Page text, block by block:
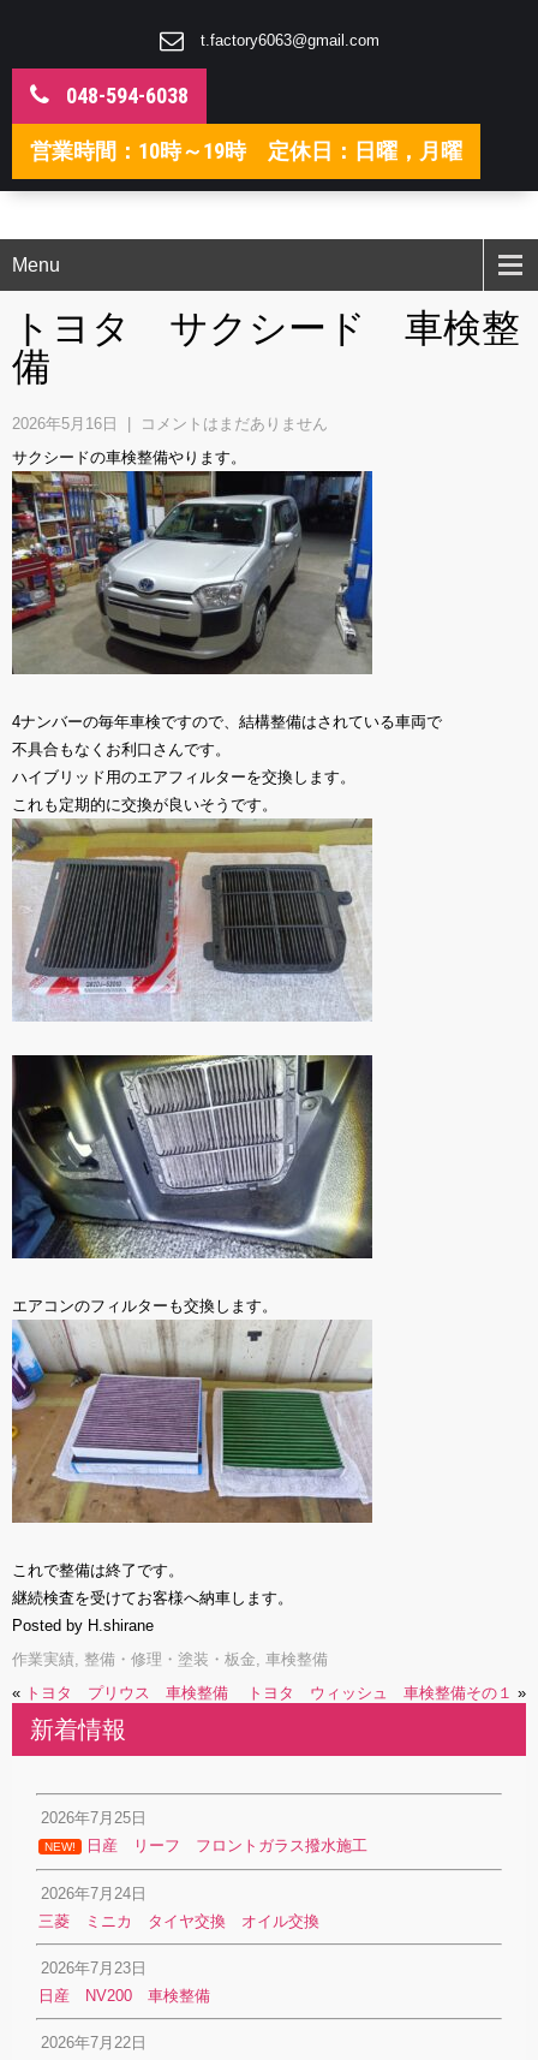
t.factory6063@gmail.com
048-594-6038
営業時間：10時～19時 定休日：日曜，月曜
Menu
トヨタ サクシード 車検整
備
2026年5月16日
コメントはまだありません
サクシードの車検整備やります。
4ナンバーの毎年車検ですので、結構整備はされている車両で
不具合もなくお利口さんです。
ハイブリッド用のエアフィルターを交換します。
これも定期的に交換が良いそうです。
エアコンのフィルターも交換します。
これで整備は終了です。
継続検査を受けてお客様へ納車します。
Posted by H.shirane
作業実績, 整備・修理・塗装・板金, 車検整備
« トヨタ プリウス 車検整備 トヨタ ウィッシュ 車検整備その１ »
新着情報
2026年7月25日
NEW! 日産 リーフ フロントガラス撥水施工
2026年7月24日
三菱 ミニカ タイヤ交換 オイル交換
2026年7月23日
日産 NV200 車検整備
2026年7月22日